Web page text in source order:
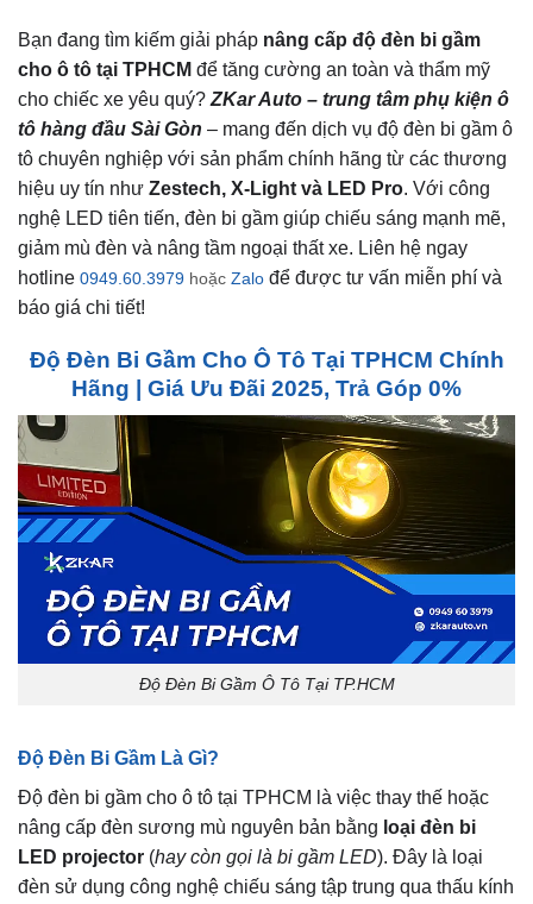
Bạn đang tìm kiếm giải pháp nâng cấp độ đèn bi gầm
cho ô tô tại TPHCM để tăng cường an toàn và thẩm mỹ
cho chiếc xe yêu quý? ZKar Auto – trung tâm phụ kiện ô
tô hàng đầu Sài Gòn – mang đến dịch vụ độ đèn bi gầm ô
tô chuyên nghiệp với sản phẩm chính hãng từ các thương
hiệu uy tín như Zestech, X-Light và LED Pro. Với công
nghệ LED tiên tiến, đèn bi gầm giúp chiếu sáng mạnh mẽ,
giảm mù đèn và nâng tầm ngoại thất xe. Liên hệ ngay
hotline 0949.60.3979 hoặc Zalo để được tư vấn miễn phí và
báo giá chi tiết!
Độ Đèn Bi Gầm Cho Ô Tô Tại TPHCM Chính
Hãng | Giá Ưu Đãi 2025, Trả Góp 0%
Độ Đèn Bi Gầm Ô Tô Tại TP.HCM
Độ Đèn Bi Gầm Là Gì?
Độ đèn bi gầm cho ô tô tại TPHCM là việc thay thế hoặc
nâng cấp đèn sương mù nguyên bản bằng loại đèn bi
LED projector (hay còn gọi là bi gầm LED). Đây là loại
đèn sử dụng công nghệ chiếu sáng tập trung qua thấu kính